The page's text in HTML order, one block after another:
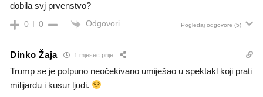
dobila svj prvenstvo?
0 0 Odgovori Pogledaj odgovore (5)
Dinko Žaja 1 mjesec prije
Trump se je potpuno neočekivano umiješao u spektakl koji prati
milijardu i kusur ljudi.